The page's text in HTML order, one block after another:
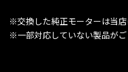
※交換した純正モーターは当店
※一部対応していない製品がご